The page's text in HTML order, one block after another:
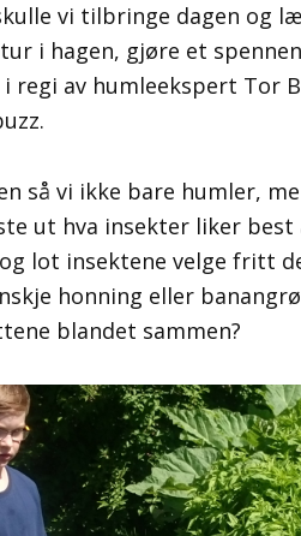
vi tilbringe dagen og
i hagen, gjøre et
regi av humleekspert Tor
så vi ikke bare humler,
ut hva insekter liker best
lot insektene velge fritt
honning eller
blandet sammen?